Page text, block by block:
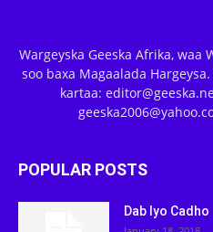
Wargeyska Geeska Afrika, waa
soo baxa Magaalada
kartaa:
POPULAR POSTS
Dab Iyo Cadho